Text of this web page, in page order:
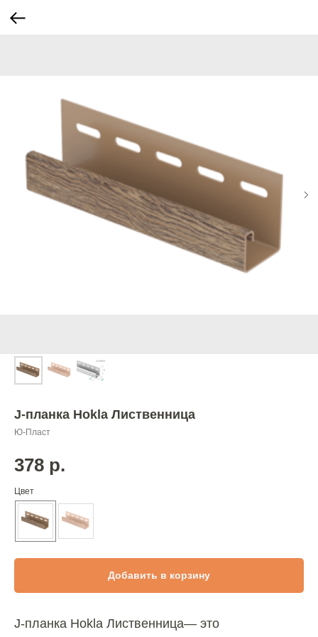
J-планка Hokla Лиственница
Ю-Пласт
378 р.
Цвет
Добавить в корзину
J-планка Hokla Лиственница— это